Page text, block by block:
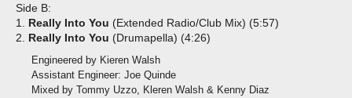
Side B:
1. Really Into You (Extended Radio/Club Mix) (5:57)
2. Really Into You (Drumapella) (4:26)
Engineered by Kieren Walsh
Assistant Engineer: Joe Quinde
Mixed by Tommy Uzzo, Kleren Walsh & Kenny Diaz